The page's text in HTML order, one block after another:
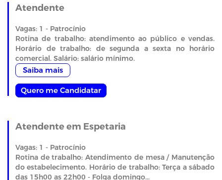
Atendente
Vagas: 1 - Patrocínio
Rotina de trabalho: atendimento ao público e vendas.
Horário de trabalho: de segunda a sexta no horário
comercial. Salário: salário mínimo.
Saiba mais
Quero me Candidatar
Atendente em Espetaria
Vagas: 1 - Patrocínio
Rotina de trabalho: Atendimento de mesa / Manutenção
do estabelecimento. Horário de trabalho: Terça a sábado
das 15h00 as 22h00 - Folga domingo...